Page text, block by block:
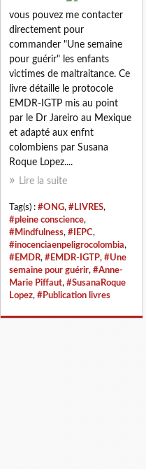
vous pouvez me contacter
directement pour
commander "Une semaine
pour guérir" les enfants
victimes de maltraitance. Ce
livre détaille le protocole
EMDR-IGTP mis au point
par le Dr Jareiro au Mexique
et adapté aux enfnt
colombiens par Susana
Roque Lopez....
Lire la suite
Tag(s) : #ONG, #LIVRES,
#pleine conscience,
#Mindfulness, #IEPC,
#inocenciaenpeligrocolombia,
#EMDR, #EMDR-IGTP, #Une
semaine pour guérir, #Anne-
Marie Piffaut, #SusanaRoque
Lopez, #Publication livres